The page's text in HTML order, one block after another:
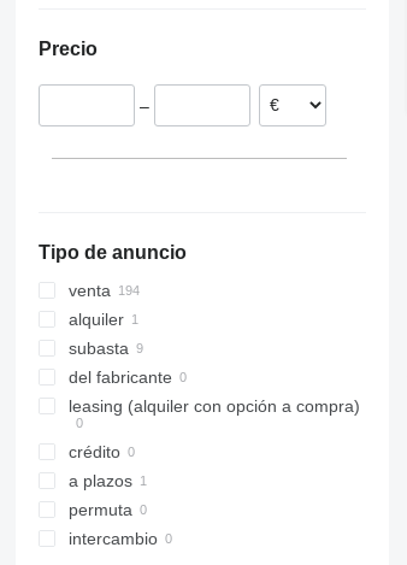
Austria
Estonia
Precio
–
Tipo de anuncio
venta
alquiler
subasta
del fabricante
leasing (alquiler con opción a compra)
crédito
a plazos
permuta
intercambio